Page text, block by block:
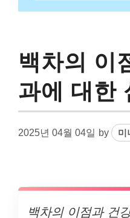
백차의 이
과에 대한
2025년 04월 04일 by 미
백차의 이점과 건